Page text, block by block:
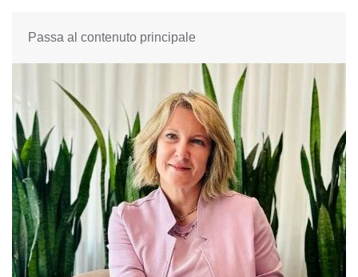
Passa al contenuto principale